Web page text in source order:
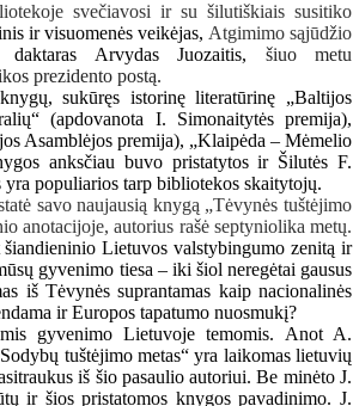
svečiavosi ir su šilutiškiais susitiko
ir visuomenės veikėjas, Atgimimo sąjūdžio
daktaras Arvydas Juozaitis, šiuo metu
prezidento postą.
sukūręs istorinę literatūrinę „Baltijos
(apdovanota I. Simonaitytės premija),
Asamblėjos premija), „Klaipėda – Mėmelio
anksčiau buvo pristatytos ir Šilutės F.
populiarios tarp bibliotekos skaitytojų.
savo naujausią knygą „Tėvynės tuštėjimo
anotacijoje, autorius rašė septyniolika metų.
šiandieninio Lietuvos valstybingumo zenitą ir
gyvenimo tiesa – iki šiol neregėtai gausus
iš Tėvynės suprantamas kaip nacionalinės
ir Europos tapatumo nuosmukį?
gyvenimo Lietuvoje temomis. Anot A.
tuštėjimo metas“ yra laikomas lietuvių
iš šio pasaulio autoriui. Be minėto J.
ir šios pristatomos knygos pavadinimo. J.